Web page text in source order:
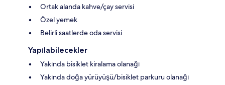
Ortak alanda kahve/çay servisi
Özel yemek
Belirli saatlerde oda servisi
Yapılabilecekler
Yakında bisiklet kiralama olanağı
Yakında doğa yürüyüşü/bisiklet parkuru olanağı